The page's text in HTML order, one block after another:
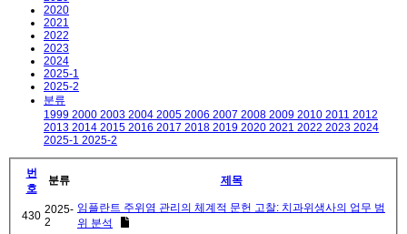
2020
2021
2022
2023
2024
2025-1
2025-2
분류
1999 2000 2003 2004 2005 2006 2007 2008 2009 2010 2011 2012
2013 2014 2015 2016 2017 2018 2019 2020 2021 2022 2023 2024
2025-1 2025-2
번
호
분류 제목
430 2025-
2
임플란트 주위염 관리의 체계적 문헌 고찰: 치과위생사의 업무 범
위 분석